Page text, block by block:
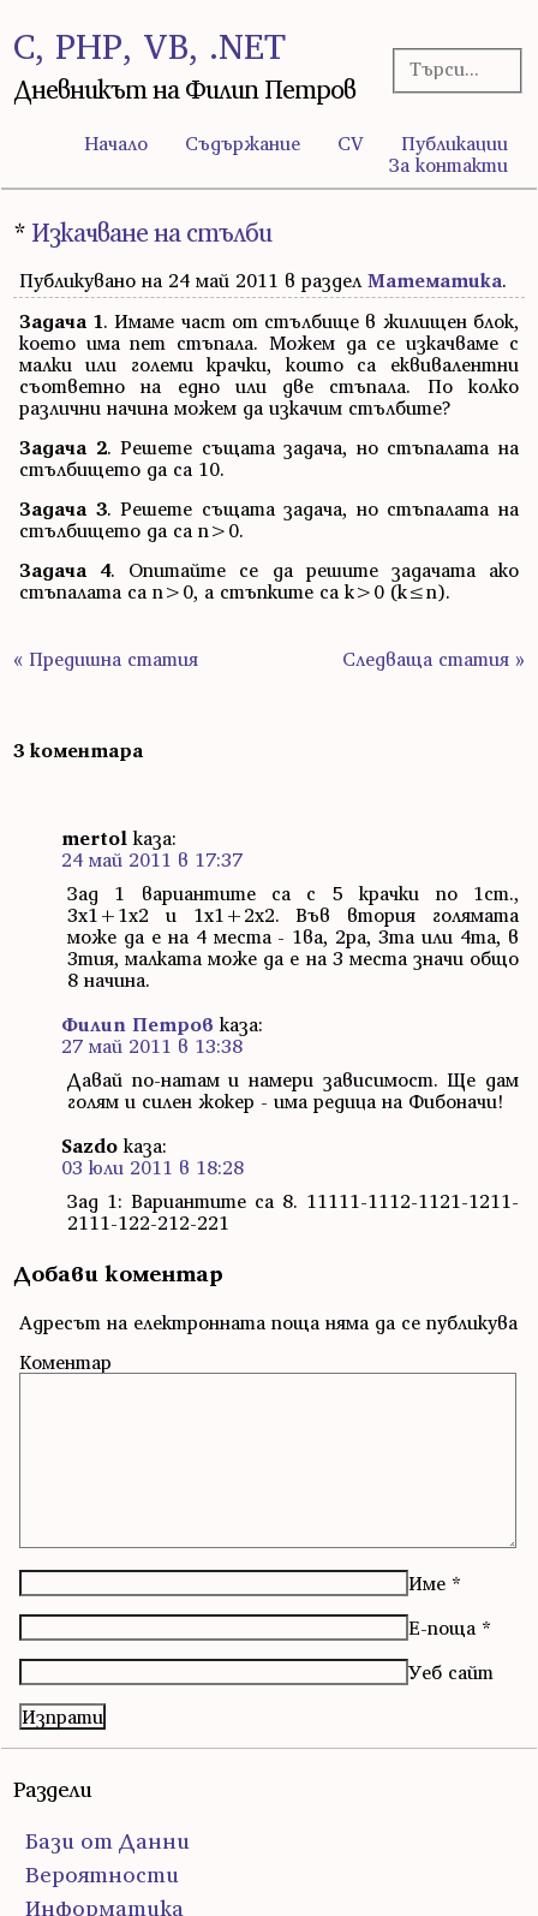
C, PHP, VB, .NET
Дневникът на Филип Петров
Начало Съдържание CV
Публикации
За контакти
* Изкачване на стълби
Публикувано на 24 май 2011 в раздел Математика.
Задача 1. Имаме част от стълбище в жилищен блок,
което има пет стъпала. Можем да се изкачваме с
малки или големи крачки, които са еквивалентни
съответно на едно или две стъпала. По колко
различни начина можем да изкачим стълбите?
Задача 2. Решете същата задача, но стъпалата на
стълбището да са 10.
Задача 3. Решете същата задача, но стъпалата на
стълбището да са n>0.
Задача 4. Опитайте се да решите задачата ако
стъпалата са n>0, а стъпките са k>0 (k≤n).
« Предишна статия Следваща статия »
3 коментара
mertol каза:
24 май 2011 в 17:37
Зад 1 вариантите са с 5 крачки по 1ст.,
3х1+1х2 и 1х1+2х2. Във втория голямата
може да е на 4 места - 1ва, 2ра, 3та или 4та, в
3тия, малката може да е на 3 места значи общо
8 начина.
Филип Петров каза:
27 май 2011 в 13:38
Давай по-натам и намери зависимост. Ще дам
голям и силен жокер - има редица на Фибоначи!
Sazdo каза:
03 юли 2011 в 18:28
Зад 1: Вариантите са 8. 11111-1112-1121-1211-
2111-122-212-221
Добави коментар
Адресът на електронната поща няма да се публикува
Коментар
Име *
Е-поща *
Уеб сайт
Раздели
Бази от Данни
Вероятности
Информатика